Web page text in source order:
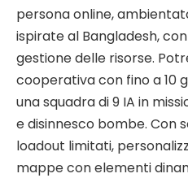
persona online,
ispirate al Bangladesh,
gestione delle risorse.
cooperativa con fino a 10
una squadra di 9 IA in
e disinnesco bombe. Con
loadout limitati,
mappe con elementi